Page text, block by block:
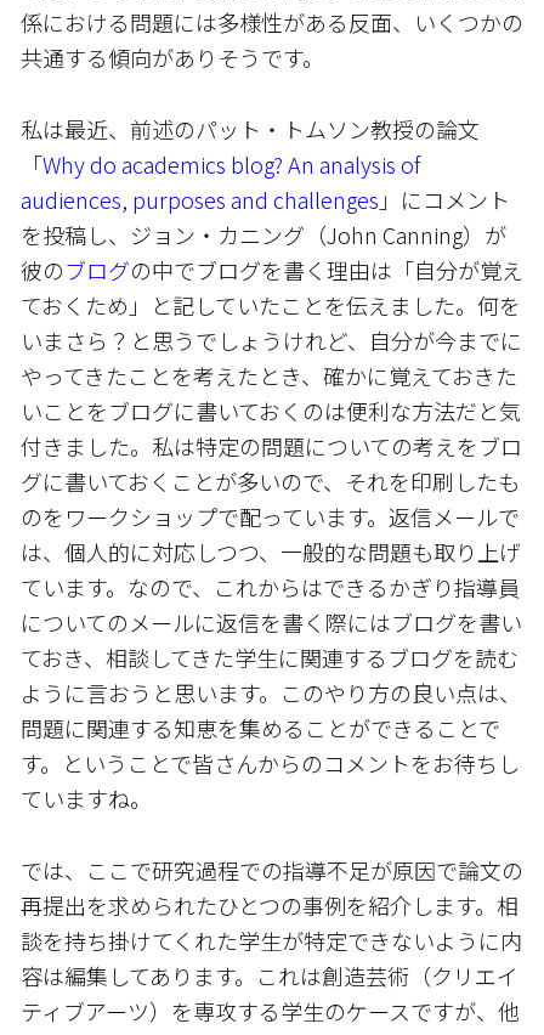
係における問題には多様性がある反面、いくつかの
共通する傾向がありそうです。
私は最近、前述のパット・トムソン教授の論文
「Why do academics blog? An analysis of
audiences, purposes and challenges 」にコメント
を投稿し、ジョン・カニング（John Canning）が
彼のブログの中でブログを書く理由は「自分が覚え
ておくため」と記していたことを伝えました。何を
いまさら？と思うでしょうけれど、自分が今までに
やってきたことを考えたとき、確かに覚えておきた
いことをブログに書いておくのは便利な方法だと気
付きました。私は特定の問題についての考えをブロ
グに書いておくことが多いので、それを印刷したも
のをワークショップで配っています。返信メールで
は、個人的に対応しつつ、一般的な問題も取り上げ
ています。なので、これからはできるかぎり指導員
についてのメールに返信を書く際にはブログを書い
ておき、相談してきた学生に関連するブログを読む
ように言おうと思います。このやり方の良い点は、
問題に関連する知恵を集めることができることで
す。ということで皆さんからのコメントをお待ちし
ていますね。
では、ここで研究過程での指導不足が原因で論文の
再提出を求められたひとつの事例を紹介します。相
談を持ち掛けてくれた学生が特定できないように内
容は編集してあります。これは創造芸術（クリエイ
ティブアーツ）を専攻する学生のケースですが、他